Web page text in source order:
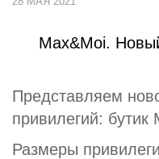
Max&Moi.
Представляем
привилегий: бутик
Размеры